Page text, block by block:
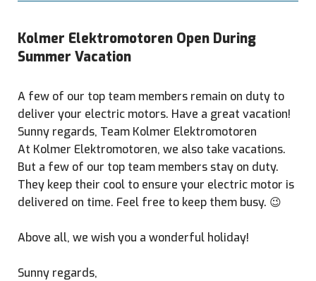
Kolmer Elektromotoren Open During
Summer Vacation
A few of our top team members remain on duty to
deliver your electric motors. Have a great vacation!
Sunny regards, Team Kolmer Elektromotoren
At Kolmer Elektromotoren, we also take vacations.
But a few of our top team members stay on duty.
They keep their cool to ensure your electric motor is
delivered on time. Feel free to keep them busy. 😉
Above all, we wish you a wonderful holiday!
Sunny regards,